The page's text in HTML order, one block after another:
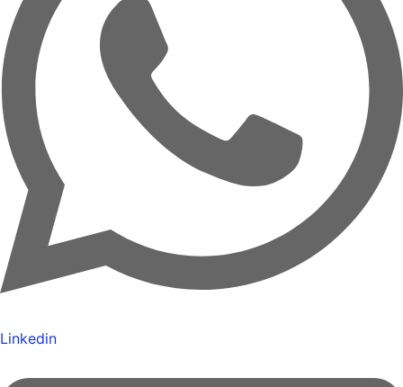
Linkedin